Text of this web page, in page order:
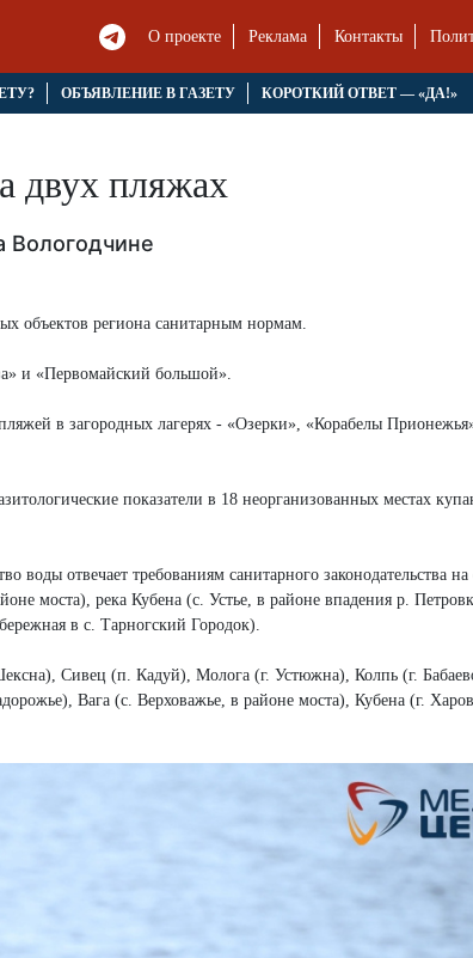
О проекте Реклама Контакты
ОБЪЯВЛЕНИЕ В ГАЗЕТУ КОРОТКИЙ ОТВЕТ — «ДА!»
двух пляжах
Вологодчине
объектов региона санитарным нормам.
и «Первомайский большой».
в загородных лагерях - «Озерки», «Корабелы
показатели в 18 неорганизованных местах
воды отвечает требованиям санитарного законодательства
моста), река Кубена (с. Устье, в районе впадения р.
в с. Тарногский Городок).
Сивец (п. Кадуй), Молога (г. Устюжна), Колпь (г.
Вага (с. Верховажье, в районе моста), Кубена (г.